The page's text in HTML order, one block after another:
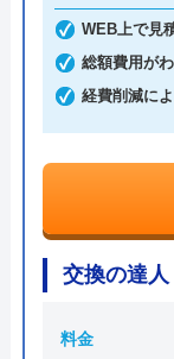
創業・設立
本社所在地
WEB上で見
総額費用が
経費削減に
交換の達
料金